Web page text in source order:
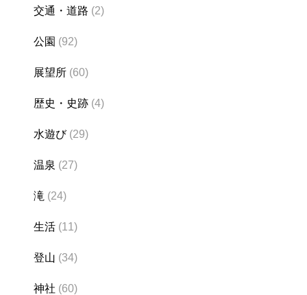
交通・道路 (2)
公園 (92)
展望所 (60)
歴史・史跡 (4)
水遊び(29)
温泉 (27)
滝 (24)
生活 (11)
登山 (34)
神社 (60)